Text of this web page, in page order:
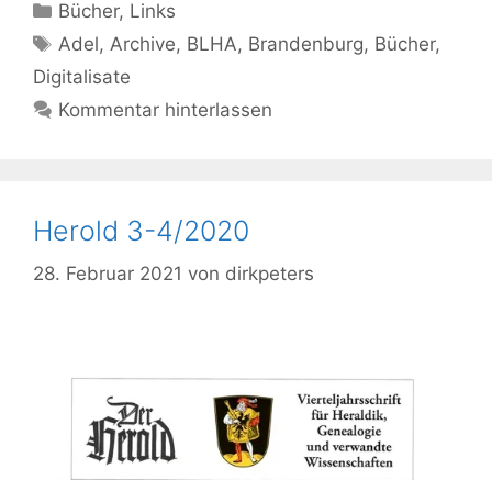
Kategorien
Bücher, Links
Schlagwörter
Adel,Archive, BLHA, Brandenburg, Bücher,
Digitalisate
Kommentar hinterlassen
Herold 3-4/2020
28. Februar 2021 von dirkpeters